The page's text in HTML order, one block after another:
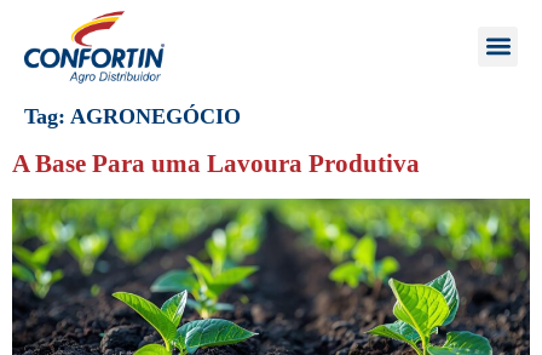
Tag: AGRONEGÓCIO
A Base Para uma Lavoura Produtiva